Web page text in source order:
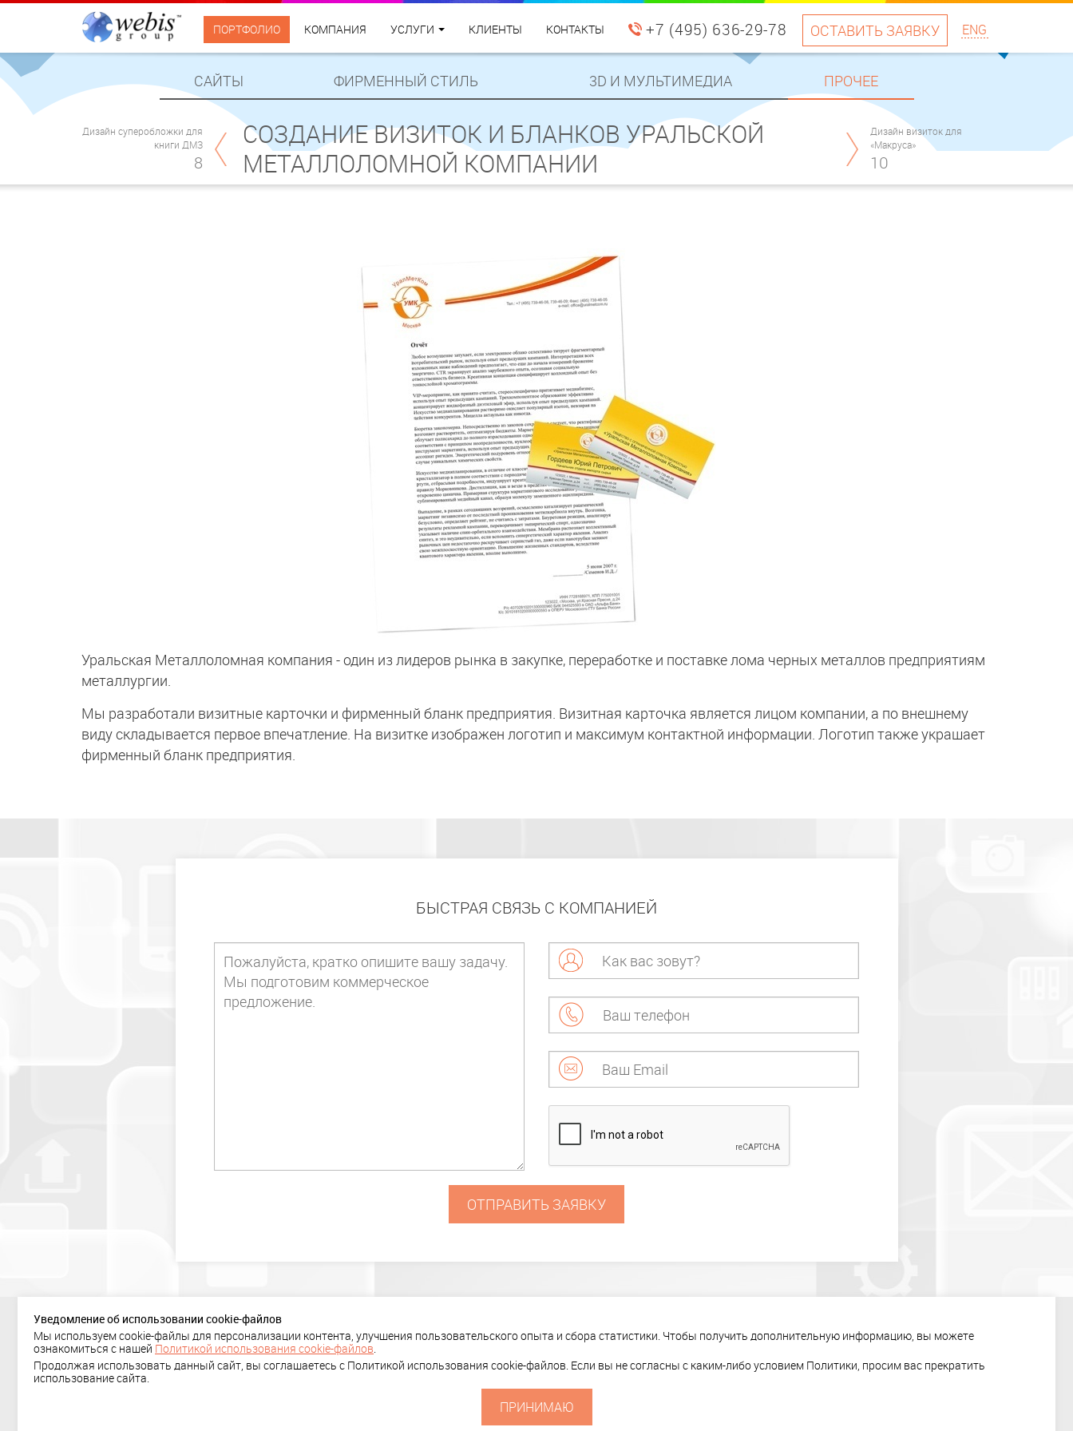
ПОРТФОЛИО КОМПАНИЯ УСЛУГИ КЛИЕНТЫ КОНТАКТЫ +7 (495) 636-29-78 ОСТАВИТЬ ЗАЯВКУ ENG
САЙТЫ ФИРМЕННЫЙ СТИЛЬ 3D И МУЛЬТИМЕДИА ПРОЧЕЕ
Дизайн суперобложки для
книги ДМЗ
8
СОЗДАНИЕ ВИЗИТОК И БЛАНКОВ УРАЛЬСКОЙ
МЕТАЛЛОЛОМНОЙ КОМПАНИИ
Дизайн визиток для
«Макруса»
10
Уральская Металлоломная компания - один из лидеров рынка в закупке, переработке и поставке лома черных металлов предприятиям
металлургии.
Мы разработали визитные карточки и фирменный бланк предприятия. Визитная карточка является лицом компании, а по внешнему
виду складывается первое впечатление. На визитке изображен логотип и максимум контактной информации. Логотип также украшает
фирменный бланк предприятия.
БЫСТРАЯ СВЯЗЬ С КОМПАНИЕЙ
ОТПРАВИТЬ ЗАЯВКУ
+ 7 (495) 636-29-78
Политика
конфиденциальности
Уведомление об использовании cookie-файлов
Мы используем cookie-файлы для персонализации контента, улучшения пользовательского опыта и сбора статистики. Чтобы получить дополнительную информацию, вы можете
ознакомиться с нашей Политикой использования cookie-файлов.
Продолжая использовать данный сайт, вы соглашаетесь с Политикой использования cookie-файлов. Если вы не согласны с каким-либо условием Политики, просим вас прекратить
использование сайта.
ПРИНИМАЮ